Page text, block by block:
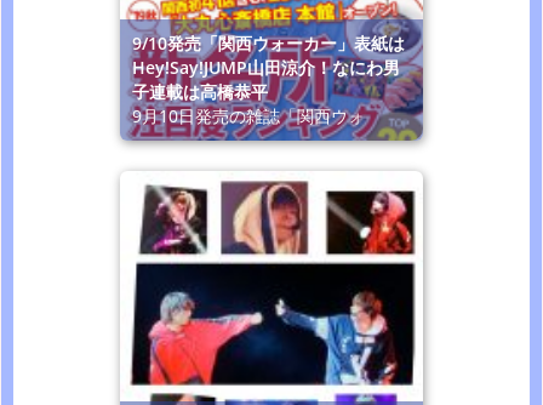
9/10発売「関西ウォーカー」表紙は
Hey!Say!JUMP山田涼介！なにわ男
子連載は高橋恭平
9月10日発売の雑誌「関西ウォ